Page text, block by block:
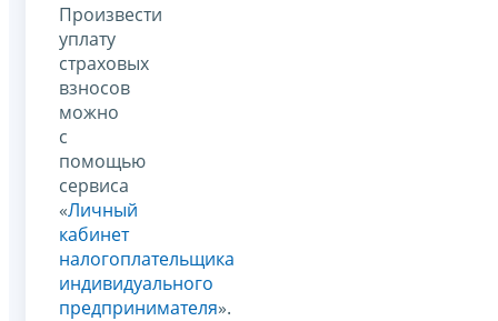
Произвести
уплату
страховых
взносов
можно
с
помощью
сервиса
«Личный
кабинет
налогоплательщика
индивидуального
предпринимателя».